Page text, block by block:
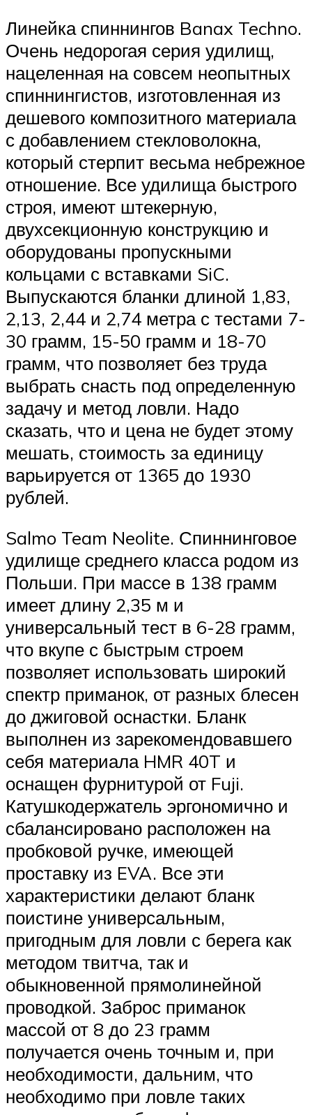
Линейка спиннингов Banax Techno.
Очень недорогая серия удилищ,
нацеленная на совсем неопытных
спиннингистов, изготовленная из
дешевого композитного материала
с добавлением стекловолокна,
который стерпит весьма небрежное
отношение. Все удилища быстрого
строя, имеют штекерную,
двухсекционную конструкцию и
оборудованы пропускными
кольцами с вставками SiC.
Выпускаются бланки длиной 1,83,
2,13, 2,44 и 2,74 метра с тестами 7-
30 грамм, 15-50 грамм и 18-70
грамм, что позволяет без труда
выбрать снасть под определенную
задачу и метод ловли. Надо
сказать, что и цена не будет этому
мешать, стоимость за единицу
варьируется от 1365 до 1930
рублей.
Salmo Team Neolite. Спиннинговое
удилище среднего класса родом из
Польши. При массе в 138 грамм
имеет длину 2,35 м и
универсальный тест в 6-28 грамм,
что вкупе с быстрым строем
позволяет использовать широкий
спектр приманок, от разных блесен
до джиговой оснастки. Бланк
выполнен из зарекомендовавшего
себя материала HMR 40T и
оснащен фурнитурой от Fuji.
Катушкодержатель эргономично и
сбалансировано расположен на
пробковой ручке, имеющей
проставку из EVA. Все эти
характеристики делают бланк
поистине универсальным,
пригодным для ловли с берега как
методом твитча, так и
обыкновенной прямолинейной
проводкой. Заброс приманок
массой от 8 до 23 грамм
получается очень точным и, при
необходимости, дальним, что
необходимо при ловле таких